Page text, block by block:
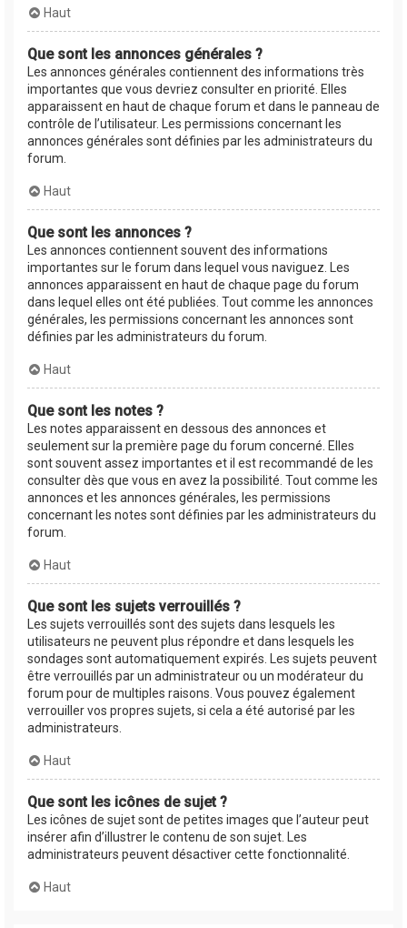
Haut
Que sont les annonces générales ?
Les annonces générales contiennent des informations très
importantes que vous devriez consulter en priorité. Elles
apparaissent en haut de chaque forum et dans le panneau de
contrôle de l’utilisateur. Les permissions concernant les
annonces générales sont définies par les administrateurs du
forum.
Haut
Que sont les annonces ?
Les annonces contiennent souvent des informations
importantes sur le forum dans lequel vous naviguez. Les
annonces apparaissent en haut de chaque page du forum
dans lequel elles ont été publiées. Tout comme les annonces
générales, les permissions concernant les annonces sont
définies par les administrateurs du forum.
Haut
Que sont les notes ?
Les notes apparaissent en dessous des annonces et
seulement sur la première page du forum concerné. Elles
sont souvent assez importantes et il est recommandé de les
consulter dès que vous en avez la possibilité. Tout comme les
annonces et les annonces générales, les permissions
concernant les notes sont définies par les administrateurs du
forum.
Haut
Que sont les sujets verrouillés ?
Les sujets verrouillés sont des sujets dans lesquels les
utilisateurs ne peuvent plus répondre et dans lesquels les
sondages sont automatiquement expirés. Les sujets peuvent
être verrouillés par un administrateur ou un modérateur du
forum pour de multiples raisons. Vous pouvez également
verrouiller vos propres sujets, si cela a été autorisé par les
administrateurs.
Haut
Que sont les icônes de sujet ?
Les icônes de sujet sont de petites images que l’auteur peut
insérer afin d’illustrer le contenu de son sujet. Les
administrateurs peuvent désactiver cette fonctionnalité.
Haut